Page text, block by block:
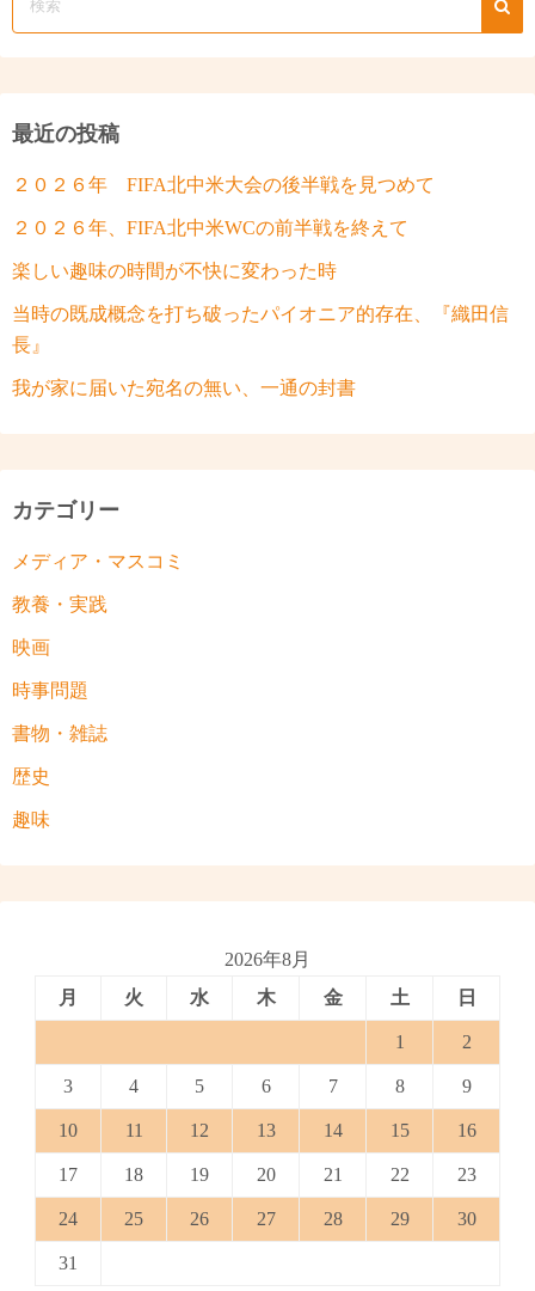
最近の投稿
２０２６年 FIFA北中米大会の後半戦を見つめて
２０２６年、FIFA北中米WCの前半戦を終えて
楽しい趣味の時間が不快に変わった時
当時の既成概念を打ち破ったパイオニア的存在、『織田信
長』
我が家に届いた宛名の無い、一通の封書
カテゴリー
メディア・マスコミ
教養・実践
映画
時事問題
書物・雑誌
歴史
趣味
2026年8月
月
火 水 木 金 土 日
1 2
3 4 5 6 7 8 9
10 11 12 13 14 15 16
17 18 19 20 21 22 23
24 25 26 27 28 29 30
31